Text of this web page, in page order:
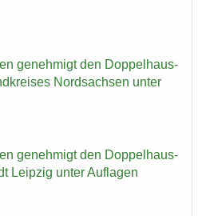
ge­neh­migt den Dop­pel­haus­
Nord­sach­sen unter
ge­neh­migt den Dop­pel­haus­
Leip­zig unter Auf­la­gen